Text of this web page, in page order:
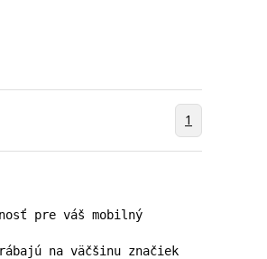
1
pre váš mobilný
na väčšinu značiek